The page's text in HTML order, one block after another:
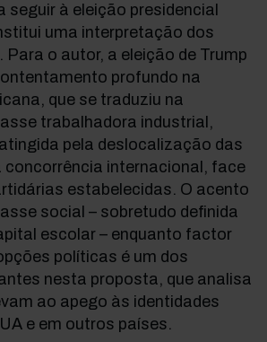
seguir à eleição presidencial
uma interpretação dos
o autor, a eleição de Trump
profundo na
que se traduziu na
trabalhadora industrial,
pela deslocalização das
concorrência internacional, face
estabelecidas. O acento
social – sobretudo definida
escolar – enquanto factor
políticas é um dos
nesta proposta, que analisa
ao apego às identidades
e em outros países.